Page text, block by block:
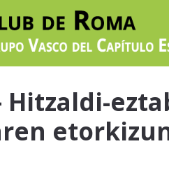
Hitzaldi-